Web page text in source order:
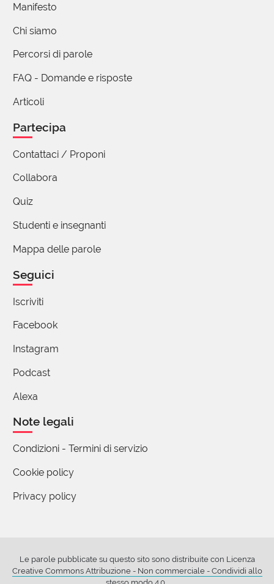
Manifesto
Chi siamo
Percorsi di parole
FAQ - Domande e risposte
Articoli
Partecipa
Contattaci / Proponi
Collabora
Quiz
Studenti e insegnanti
Mappa delle parole
Seguici
Iscriviti
Facebook
Instagram
Podcast
Alexa
Note legali
Condizioni - Termini di servizio
Cookie policy
Privacy policy
Le parole pubblicate su questo sito sono distribuite con Licenza
Creative Commons Attribuzione - Non commerciale - Condividi allo